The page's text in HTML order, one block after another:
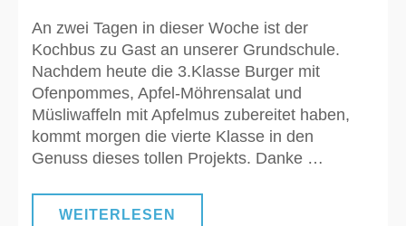
An zwei Tagen in dieser Woche ist der
Kochbus zu Gast an unserer Grundschule.
Nachdem heute die 3.Klasse Burger mit
Ofenpommes, Apfel-Möhrensalat und
Müsliwaffeln mit Apfelmus zubereitet haben,
kommt morgen die vierte Klasse in den
Genuss dieses tollen Projekts. Danke …
WEITERLESEN